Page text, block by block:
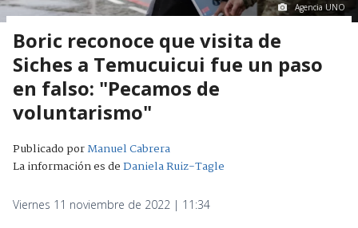
Agencia UNO
Boric reconoce que visita de
Siches a Temucuicui fue un paso
en falso: "Pecamos de
voluntarismo"
Publicado porManuel Cabrera
La información es deDaniela Ruiz-Tagle
Viernes 11 noviembre de 2022 | 11:34